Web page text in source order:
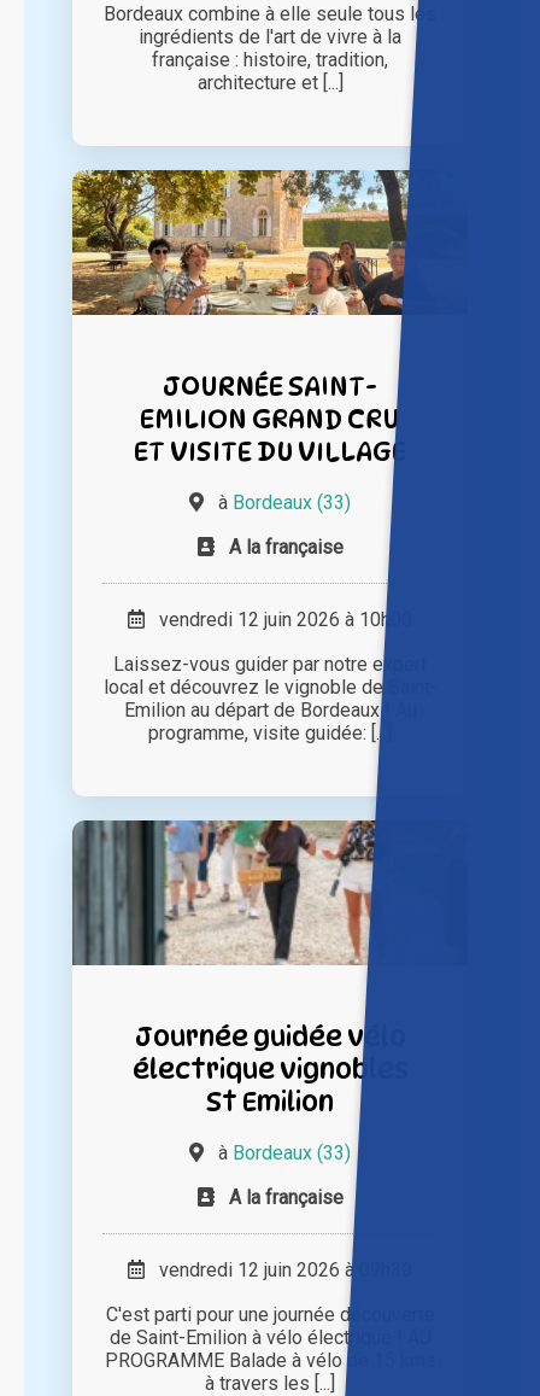
Bordeaux combine à elle seule tous les
ingrédients de l'art de vivre à la
française : histoire, tradition,
architecture et [...]
JOURNÉE SAINT-
EMILION GRAND CRU
ET VISITE DU VILLAGE
à Bordeaux (33)
A la française
vendredi 12 juin 2026 à 10h00
Laissez-vous guider par notre expert
local et découvrez le vignoble de Saint-
Emilion au départ de Bordeaux ! Au
programme, visite guidée: [...]
Journée guidée vélo
électrique vignobles
St Emilion
à Bordeaux (33)
A la française
vendredi 12 juin 2026 à 09h30
C'est parti pour une journée découverte
de Saint-Emilion à vélo électrique ! AU
PROGRAMME Balade à vélo de 15 kms
à travers les [...]